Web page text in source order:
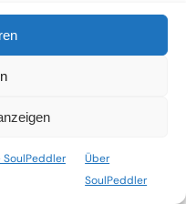
Über
SoulPeddler